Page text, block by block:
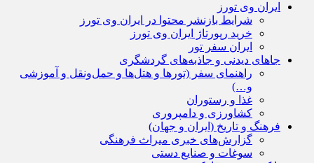
ایران وی تورز
شرایط بازنشر محتوا در ایران وی تورز
خرید رپورتاژ ایران وی تورز
ایران سفر تور
جاهای دیدنی و جاذبه‌های گردشگری
راهنمای سفر (تورها و هتل‌ها و حمل‌و‌نقل و آموزشی
و…)
غذا و رستوران
کشاورزی و دامپروری
فرهنگ و تاریخ (ایران و جهان)
گزارش‌های خبری میراث فرهنگی
سوغات و صنایع دستی